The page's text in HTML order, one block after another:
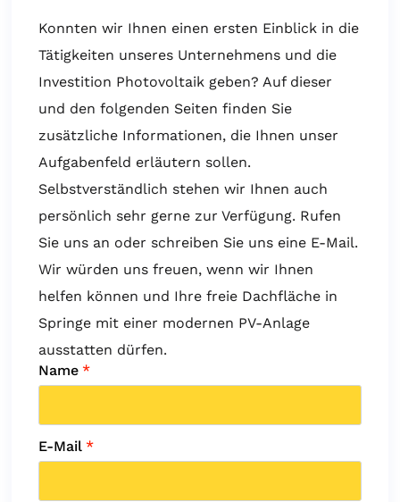
Konnten wir Ihnen einen ersten Einblick in die
Tätigkeiten unseres Unternehmens und die
Investition Photovoltaik geben? Auf dieser
und den folgenden Seiten finden Sie
zusätzliche Informationen, die Ihnen unser
Aufgabenfeld erläutern sollen.
Selbstverständlich stehen wir Ihnen auch
persönlich sehr gerne zur Verfügung. Rufen
Sie uns an oder schreiben Sie uns eine E-Mail.
Wir würden uns freuen, wenn wir Ihnen
helfen können und Ihre freie Dachfläche in
Springe mit einer modernen PV-Anlage
ausstatten dürfen.
Name *
E-Mail *